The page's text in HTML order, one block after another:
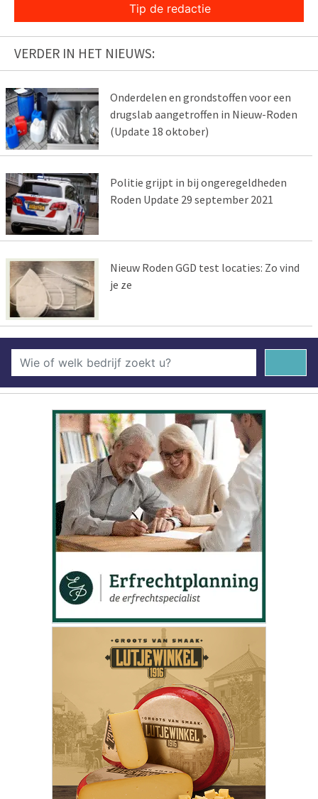
Tip de redactie
VERDER IN HET NIEUWS:
Onderdelen en grondstoffen voor een
drugslab aangetroffen in Nieuw-Roden
(Update 18 oktober)
Politie grijpt in bij ongeregeldheden
Roden Update 29 september 2021
Nieuw Roden GGD test locaties: Zo vind
je ze